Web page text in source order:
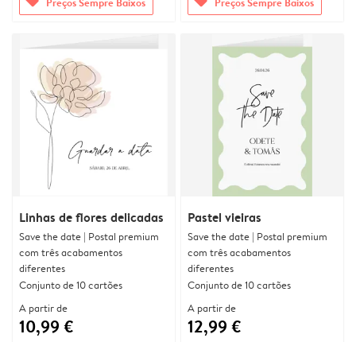
Linhas de flores delicadas
Save the date | Postal premium
com três acabamentos
diferentes
Conjunto de 10 cartões
A partir de
10,99 €
Pastel vieiras
Save the date | Postal premium
com três acabamentos
diferentes
Conjunto de 10 cartões
A partir de
12,99 €